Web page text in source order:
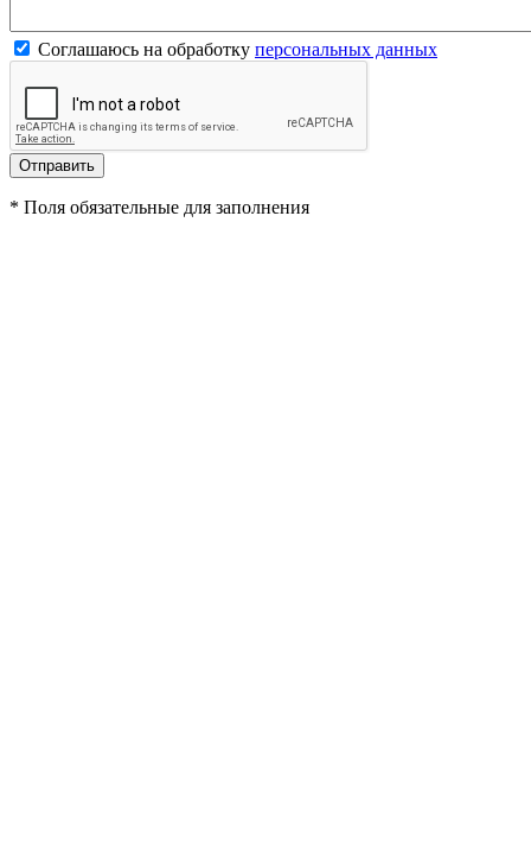
Соглашаюсь на обработку персональных данных
* Поля обязательные для заполнения